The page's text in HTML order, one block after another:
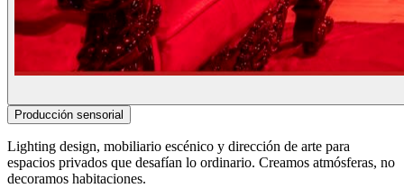
Producción sensorial
Lighting design, mobiliario escénico y dirección de arte para
espacios privados que desafían lo ordinario. Creamos atmósferas, no
decoramos habitaciones.